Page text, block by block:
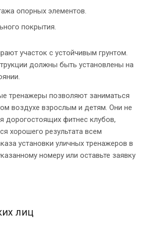
опорных элементов.
покрытия.
участок с устойчивым грунтом.
должны быть установлены на
тренажеры позволяют заниматься
воздухе взрослым и детям. Они не
дорогостоящих фитнес клубов,
хорошего результата всем
установки уличных тренажеров в
номеру или оставьте заявку
лиц